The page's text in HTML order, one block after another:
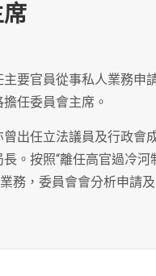
要官員從事私人業務申
任委員會主席。
出任立法議員及行政會
。按照“離任高官過冷河
務，委員會會分析申請